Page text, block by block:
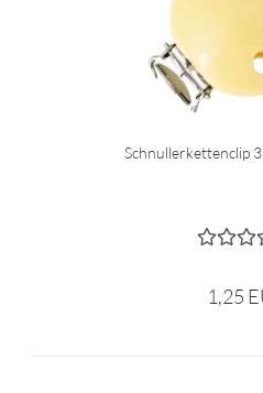
Schnullerkettenclip
1,25